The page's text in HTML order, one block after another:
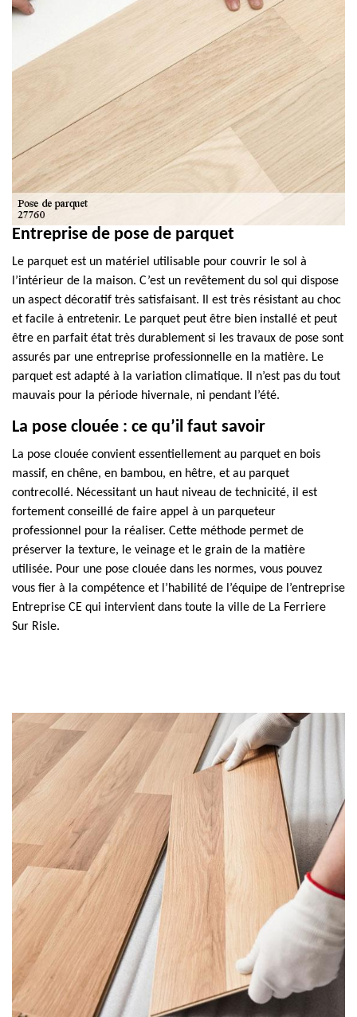
Entreprise de pose de parquet
Le parquet est un matériel utilisable pour couvrir le sol à
l’intérieur de la maison. C’est un revêtement du sol qui dispose
un aspect décoratif très satisfaisant. Il est très résistant au choc
et facile à entretenir. Le parquet peut être bien installé et peut
être en parfait état très durablement si les travaux de pose sont
assurés par une entreprise professionnelle en la matière. Le
parquet est adapté à la variation climatique. Il n’est pas du tout
mauvais pour la période hivernale, ni pendant l’été.
La pose clouée : ce qu’il faut savoir
La pose clouée convient essentiellement au parquet en bois
massif, en chêne, en bambou, en hêtre, et au parquet
contrecollé. Nécessitant un haut niveau de technicité, il est
fortement conseillé de faire appel à un parqueteur
professionnel pour la réaliser. Cette méthode permet de
préserver la texture, le veinage et le grain de la matière
utilisée. Pour une pose clouée dans les normes, vous pouvez
vous fier à la compétence et l’habilité de l’équipe de l’entreprise
Entreprise CE qui intervient dans toute la ville de La Ferriere
Sur Risle.